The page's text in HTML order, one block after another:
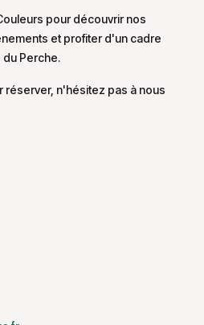
pour découvrir nos
et profiter d'un cadre
du Perche.
réserver, n'hésitez pas à nous